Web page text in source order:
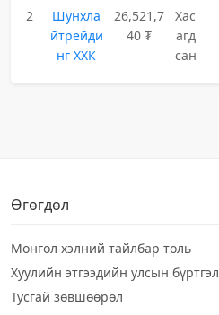
2
Шунхла
йтрейди
нг ХХК
26,521,7
40 ₮
Хас
агд
сан
Өгөгдөл
Монгол хэлний тайлбар толь
Хуулийн этгээдийн улсын бүртгэл
Тусгай зөвшөөрөл